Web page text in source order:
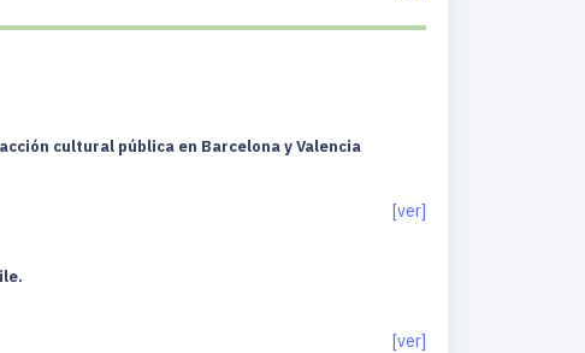
cultural pública en Barcelona y Valencia
[ver]
[ver]